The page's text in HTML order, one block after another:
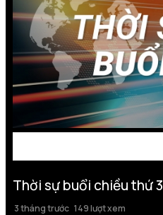
Thời sự buổi chiều thứ
3 tháng trước 149 lượt xem